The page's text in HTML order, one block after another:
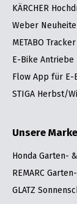
KÄRCHER
Weber
METABO Tracker
E-Bike
Flow App für E-
STIGA Herbst/
Unsere
Honda Garten-
REMARC
GLATZ